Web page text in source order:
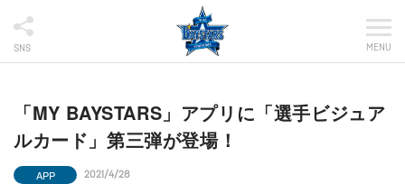
SNS MENU
「MY BAYSTARS」アプリに「選手ビジュア
ルカード」第三弾が登場！
APP 2021/4/28